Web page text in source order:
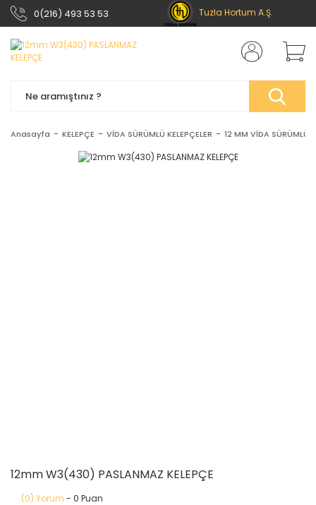
0(216) 493 53 53 Tuzla Hortum A.Ş.
Anasayfa KELEPÇE VİDA SÜRÜMLÜ KELEPÇELER 12 MM VİDA SÜRÜMLÜ
12mm W3(430) PASLANMAZ KELEPÇE
(0) Yorum - 0 Puan